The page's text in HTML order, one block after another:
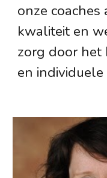
onze
kwaliteit en
zorg door het
en